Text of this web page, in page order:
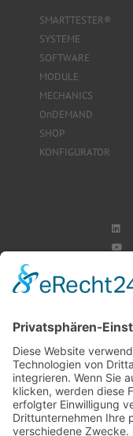
SMARTTESTER®
SYSTEME
SOFTWARE
MODULE
MECHANICS
OnDEMAND
SHOP
KONFIGURATOR